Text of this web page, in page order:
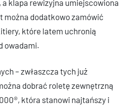
klapa rewizyjna umiejscowiona
można dodatkowo zamówić
które latem uchronią
owadami.
– zwłaszcza tych już
dobrać roletę zewnętrzną
która stanowi najtańszy i